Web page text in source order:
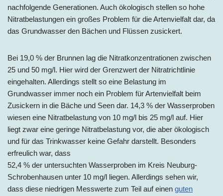
nachfolgende Generationen. Auch ökologisch stellen so hohe
Nitratbelastungen ein großes Problem für die Artenvielfalt dar, da
das Grundwasser den Bächen und Flüssen zusickert.
Bei 19,0 % der Brunnen lag die Nitratkonzentrationen zwischen
25 und 50 mg/l. Hier wird der Grenzwert der Nitratrichtlinie
eingehalten. Allerdings stellt so eine Belastung im
Grundwasser immer noch ein Problem für Artenvielfalt beim
Zusickern in die Bäche und Seen dar. 14,3 % der Wasserproben
wiesen eine Nitratbelastung von 10 mg/l bis 25 mg/l auf. Hier
liegt zwar eine geringe Nitratbelastung vor, die aber ökologisch
und für das Trinkwasser keine Gefahr darstellt. Besonders
erfreulich war, dass
52,4 % der untersuchten Wasserproben im Kreis Neuburg-
Schrobenhausen unter 10 mg/l liegen. Allerdings sehen wir,
dass diese niedrigen Messwerte zum Teil auf einen guten